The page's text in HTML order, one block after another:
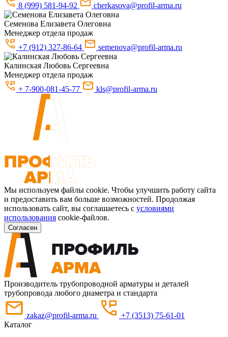
8 (999) 581-94-92 cherkasova@profil-arma.ru
Семенова Елизавета Олеговна
Менеджер отдела продаж
+7 (912) 327-86-64
semenova@profil-arma.ru
Калинская Любовь Сергеевна
Менеджер отдела продаж
+ 7-900-081-45-77
kls@profil-arma.ru
Мы используем файлы cookie. Чтобы улучшить работу сайта
и предоставить вам больше возможностей. Продолжая
использовать сайт, вы соглашаетесь с условиями
использования cookie-файлов.
Согласен
Производитель трубопроводной арматуры и деталей
трубопровода любого диаметра и стандарта
zakaz@profil-arma.ru
+7 (3513) 75-61-01
Каталог